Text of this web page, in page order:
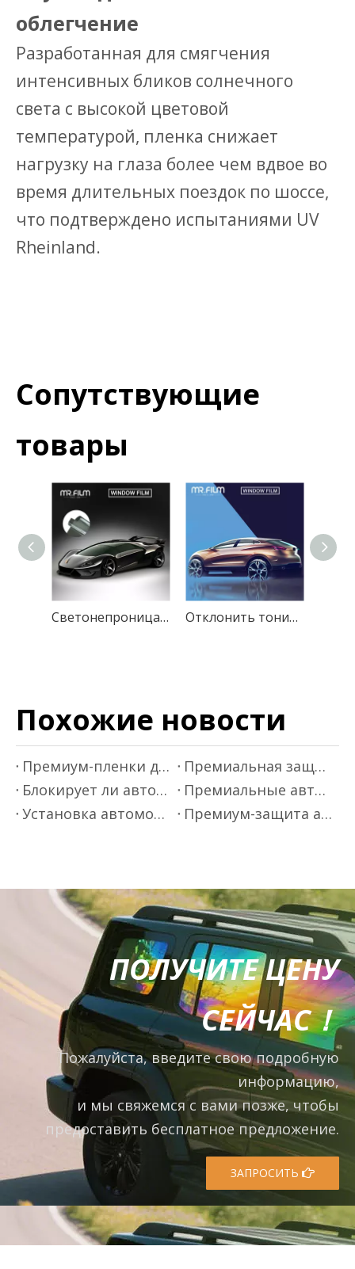
облегчение
Разработанная для смягчения
интенсивных бликов солнечного
света с высокой цветовой
температурой, пленка снижает
нагрузку на глаза более чем вдвое во
время длительных поездок по шоссе,
что подтверждено испытаниями UV
Rheinland.
Сопутствующие
товары
Светонепроницаемая пленка для окон автомобиля, защитная пленка для автомобиля Отклонить тонировку оконного стекла с высокой теплоизоляционной пленкой
Похожие новости
Премиум-пленки для оклейки автомобилей от Mr.film
Премиальная защита автокраски - Mr.Film
Блокирует ли автомобильная оконная пленка инфракрасные лучи?
Премиальные автомобильные пленки для окон от Mr.Film
Установка автомобильной оконной пленки премиум-класса
Премиум-защита автомобильной краски от Mr.Film
ПОЛУЧИТЕ ЦЕНУ
СЕЙЧАС！
Пожалуйста, введите свою подробную
информацию,
и мы свяжемся с вами позже, чтобы
предоставить бесплатное предложение.
ЗАПРОСИТЬ